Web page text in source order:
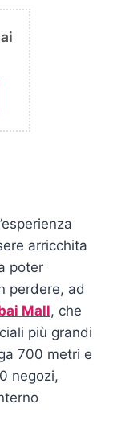
arricchita
poter
perdere, ad
Mall, che
più grandi
700 metri e
negozi,